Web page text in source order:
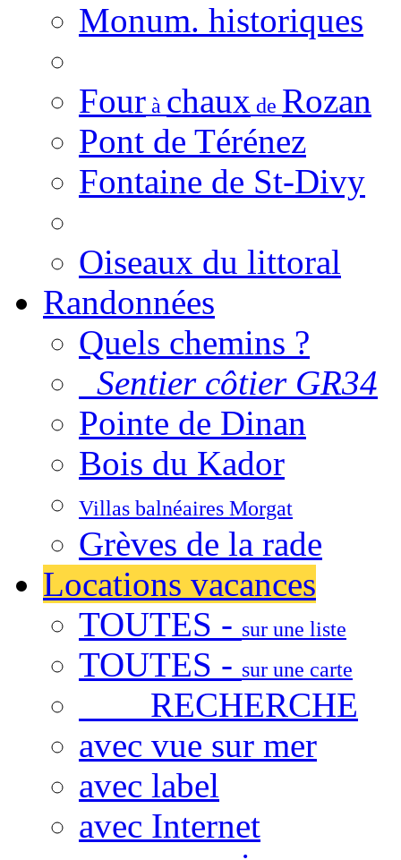
Monum. historiques
Four à chaux de Rozan
Pont de Térénez
Fontaine de St-Divy
Oiseaux du littoral
Randonnées
Quels chemins ?
Sentier côtier GR34
Pointe de Dinan
Bois du Kador
Villas balnéaires Morgat
Grèves de la rade
Locations vacances
TOUTES - sur une liste
TOUTES - sur une carte
RECHERCHE
avec vue sur mer
avec label
avec Internet